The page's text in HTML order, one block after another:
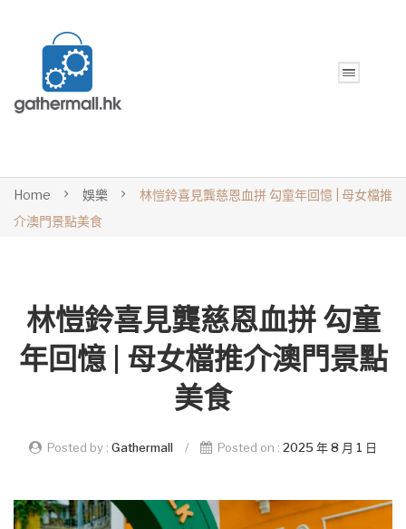
Home 娛樂
林愷鈴喜見龔慈恩血拼 勾童年回憶 | 母女檔推
介澳門景點美食
林愷鈴喜見龔慈恩血拼 勾童
年回憶 | 母女檔推介澳門景點
美食
Posted by : Gathermall / Posted on : 2025 年 8 月 1 日